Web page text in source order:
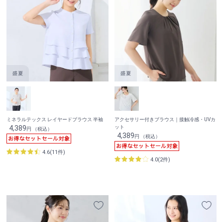
ミネラルテックス レイヤードブラウス 半袖
4,389円 （税込）
4.6(11件)
アクセサリー付きブラウス｜接触冷感・UVカ
ット
4,389円 （税込）
4.0(2件)